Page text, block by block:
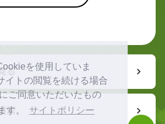
を使用していま
イトの閲覧を続ける場合
ご同意いただいたもの
す。
サイトポリシー
る
索